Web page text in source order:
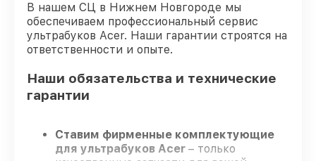
В нашем СЦ в Нижнем Новгороде мы
обеспечиваем профессиональный сервис
ультрабуков Acer. Наши гарантии строятся на
ответственности и опыте.
Наши обязательства и технические
гарантии
Ставим фирменные комплектующие
для ультрабуков Acer – только